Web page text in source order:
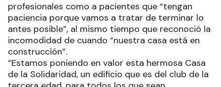
profesionales como a pacientes que “tengan
paciencia porque vamos a tratar de terminar lo
antes posible”, al mismo tiempo que reconoció la
incomodidad de cuando “nuestra casa está en
construcción”.
“Estamos poniendo en valor esta hermosa Casa
de la Solidaridad, un edificio que es del club de la